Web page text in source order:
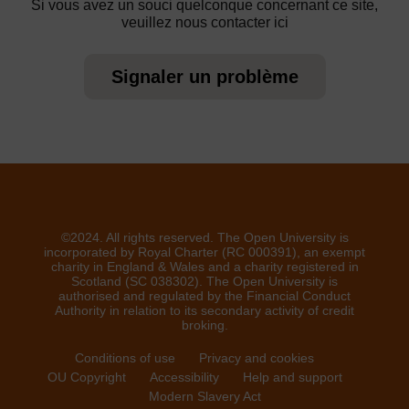
Si vous avez un souci quelconque concernant ce site,
veuillez nous contacter ici
Signaler un problème
©2024. All rights reserved. The Open University is
incorporated by Royal Charter (RC 000391), an exempt
charity in England & Wales and a charity registered in
Scotland (SC 038302). The Open University is
authorised and regulated by the Financial Conduct
Authority in relation to its secondary activity of credit
broking.
Conditions of use
Privacy and cookies
OU Copyright
Accessibility
Help and support
Modern Slavery Act